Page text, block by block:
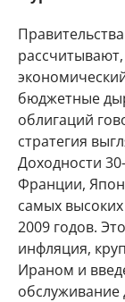
бюджетные
облигаций
стратегия
Доходности
Франции,
самых
2009 годов.
инфляция,
Ираном и
обслуживание